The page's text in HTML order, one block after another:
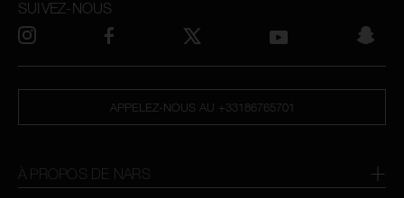
APPELEZ-NOUS AU +33186765701
À PROPOS DE NARS
SUIVEZ-NOUS